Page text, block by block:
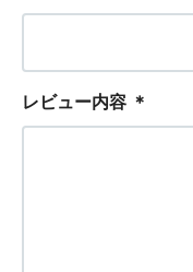
レビュー内容 ＊